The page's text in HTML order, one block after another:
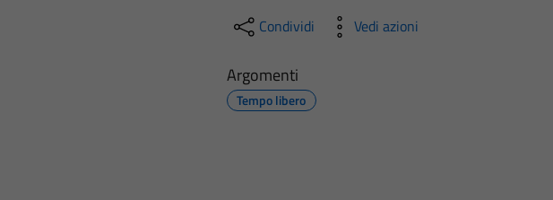
Condividi Vedi azioni
Argomenti
Tempo libero